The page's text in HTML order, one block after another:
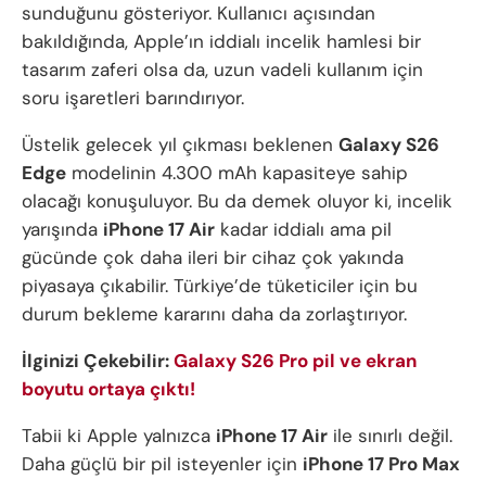
sunduğunu gösteriyor. Kullanıcı açısından
bakıldığında, Apple’ın iddialı incelik hamlesi bir
tasarım zaferi olsa da, uzun vadeli kullanım için
soru işaretleri barındırıyor.
Üstelik gelecek yıl çıkması beklenen Galaxy S26
Edge modelinin 4.300 mAh kapasiteye sahip
olacağı konuşuluyor. Bu da demek oluyor ki, incelik
yarışında iPhone 17 Air kadar iddialı ama pil
gücünde çok daha ileri bir cihaz çok yakında
piyasaya çıkabilir. Türkiye’de tüketiciler için bu
durum bekleme kararını daha da zorlaştırıyor.
İlginizi Çekebilir:Galaxy S26 Pro pil ve ekran
boyutu ortaya çıktı!
Tabii ki Apple yalnızca iPhone 17 Air ile sınırlı değil.
Daha güçlü bir pil isteyenler için iPhone 17 Pro Max